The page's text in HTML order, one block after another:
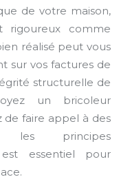
de votre maison,
rigoureux comme
réalisé peut vous
sur vos factures de
structurelle de
un bricoleur
de faire appel à des
les principes
essentiel pour